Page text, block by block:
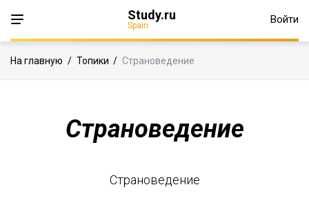
Study.ru
Spain Войти
На главную / Топики / Страноведение
Страноведение
Страноведение